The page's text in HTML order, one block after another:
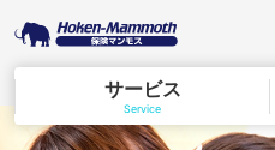
サービス
Service